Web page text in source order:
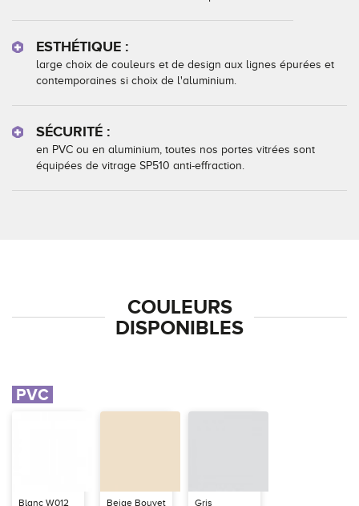
ESTHÉTIQUE :
large choix de couleurs et de design aux lignes épurées et
contemporaines si choix de l'aluminium.
SÉCURITÉ :
en PVC ou en aluminium, toutes nos portes vitrées sont
équipées de vitrage SP510 anti-effraction.
COULEURS
DISPONIBLES
PVC
Blanc W012 Beige Bouvet Gris